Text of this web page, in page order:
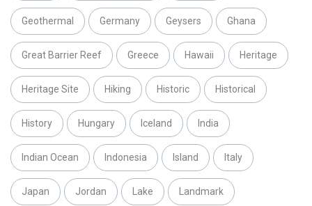
Geothermal Germany Geysers Ghana
Great Barrier Reef Greece Hawaii Heritage
Heritage Site Hiking Historic Historical
History Hungary Iceland India
Indian Ocean Indonesia Island Italy
Japan Jordan Lake Landmark